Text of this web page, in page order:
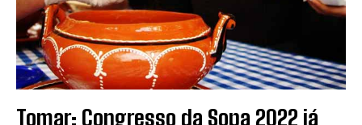
Tomar: Congresso da Sopa 2022 já